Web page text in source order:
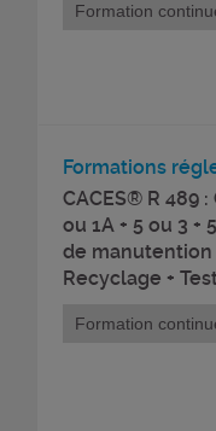
Formation
Formations
CACES® R 489 :
ou 1A + 5 ou 3 +
de manutention
Recyclage +
Formation